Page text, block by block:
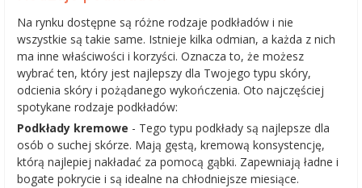
Na rynku dostępne są różne rodzaje podkładów i nie
wszystkie są takie same. Istnieje kilka odmian, a każda z nich
ma inne właściwości i korzyści. Oznacza to, że możesz
wybrać ten, który jest najlepszy dla Twojego typu skóry,
odcienia skóry i pożądanego wykończenia. Oto najczęściej
spotykane rodzaje podkładów:
Podkłady kremowe - Tego typu podkłady są najlepsze dla
osób o suchej skórze. Mają gęstą, kremową konsystencję,
którą najlepiej nakładać za pomocą gąbki. Zapewniają ładne i
bogate pokrycie i są idealne na chłodniejsze miesiące.